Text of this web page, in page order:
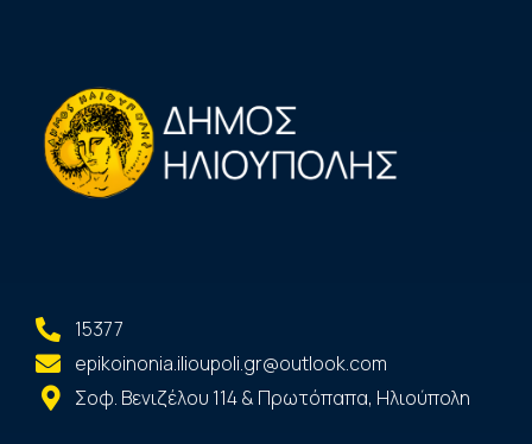
15377
epikoinonia.ilioupoli.gr@outlook.com
Σοφ. Βενιζέλου 114 & Πρωτόπαπα, Ηλιούπολη